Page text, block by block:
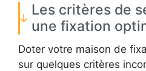
Les critères de
une fixation
Doter votre maison de
sur quelques critères